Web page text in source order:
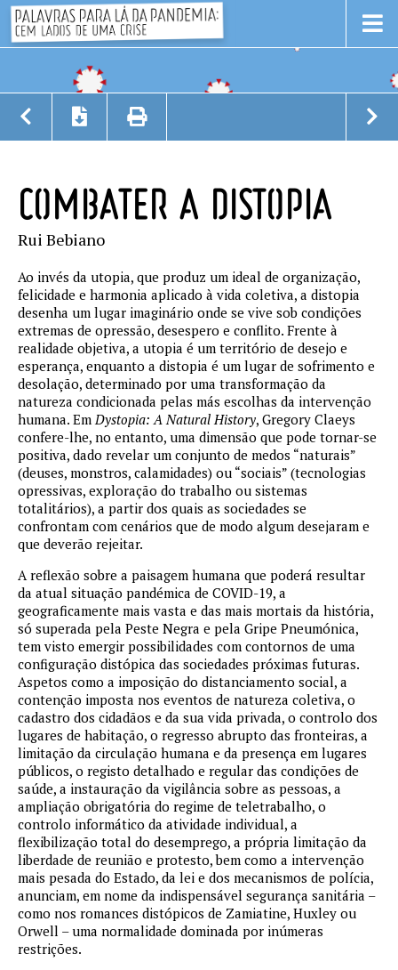
COMBATER A DISTOPIA
Rui Bebiano
Ao invés da utopia, que produz um ideal de organização,
felicidade e harmonia aplicado à vida coletiva, a distopia
desenha um lugar imaginário onde se vive sob condições
extremas de opressão, desespero e conflito. Frente à
realidade objetiva, a utopia é um território de desejo e
esperança, enquanto a distopia é um lugar de sofrimento e
desolação, determinado por uma transformação da
natureza condicionada pelas más escolhas da intervenção
humana. EmDystopia: A Natural History, Gregory Claeys
confere-lhe, no entanto, uma dimensão que pode tornar-se
positiva, dado revelar um conjunto de medos “naturais”
(deuses, monstros, calamidades) ou “sociais” (tecnologias
opressivas, exploração do trabalho ou sistemas
totalitários), a partir dos quais as sociedades se
confrontam com cenários que de modo algum desejaram e
que deverão rejeitar.
A reflexão sobre a paisagem humana que poderá resultar
da atual situação pandémica de COVID-19, a
geograficamente mais vasta e das mais mortais da história,
só superada pela Peste Negra e pela Gripe Pneumónica,
tem visto emergir possibilidades com contornos de uma
configuração distópica das sociedades próximas futuras.
Aspetos como a imposição do distanciamento social, a
contenção imposta nos eventos de natureza coletiva, o
cadastro dos cidadãos e da sua vida privada, o controlo dos
lugares de habitação, o regresso abrupto das fronteiras, a
limitação da circulação humana e da presença em lugares
públicos, o registo detalhado e regular das condições de
saúde, a instauração da vigilância sobre as pessoas, a
ampliação obrigatória do regime de teletrabalho, o
controlo informático da atividade individual, a
flexibilização total do desemprego, a própria limitação da
liberdade de reunião e protesto, bem como a intervenção
mais pesada do Estado, da lei e dos mecanismos de polícia,
anunciam, em nome da indispensável segurança sanitária –
como nos romances distópicos de Zamiatine, Huxley ou
Orwell – uma normalidade dominada por inúmeras
restrições.